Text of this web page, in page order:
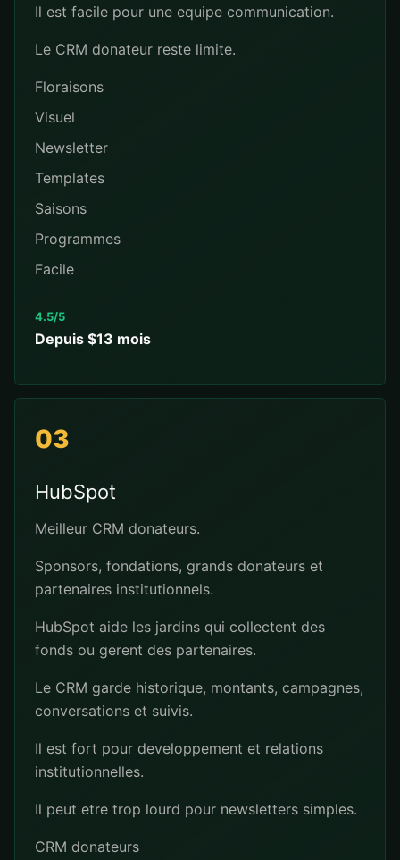
Il est facile pour une equipe communication.
Le CRM donateur reste limite.
Floraisons
Visuel
Newsletter
Templates
Saisons
Programmes
Facile
4.5/5
Depuis $13 mois
03
HubSpot
Meilleur CRM donateurs.
Sponsors, fondations, grands donateurs et
partenaires institutionnels.
HubSpot aide les jardins qui collectent des
fonds ou gerent des partenaires.
Le CRM garde historique, montants, campagnes,
conversations et suivis.
Il est fort pour developpement et relations
institutionnelles.
Il peut etre trop lourd pour newsletters simples.
CRM donateurs